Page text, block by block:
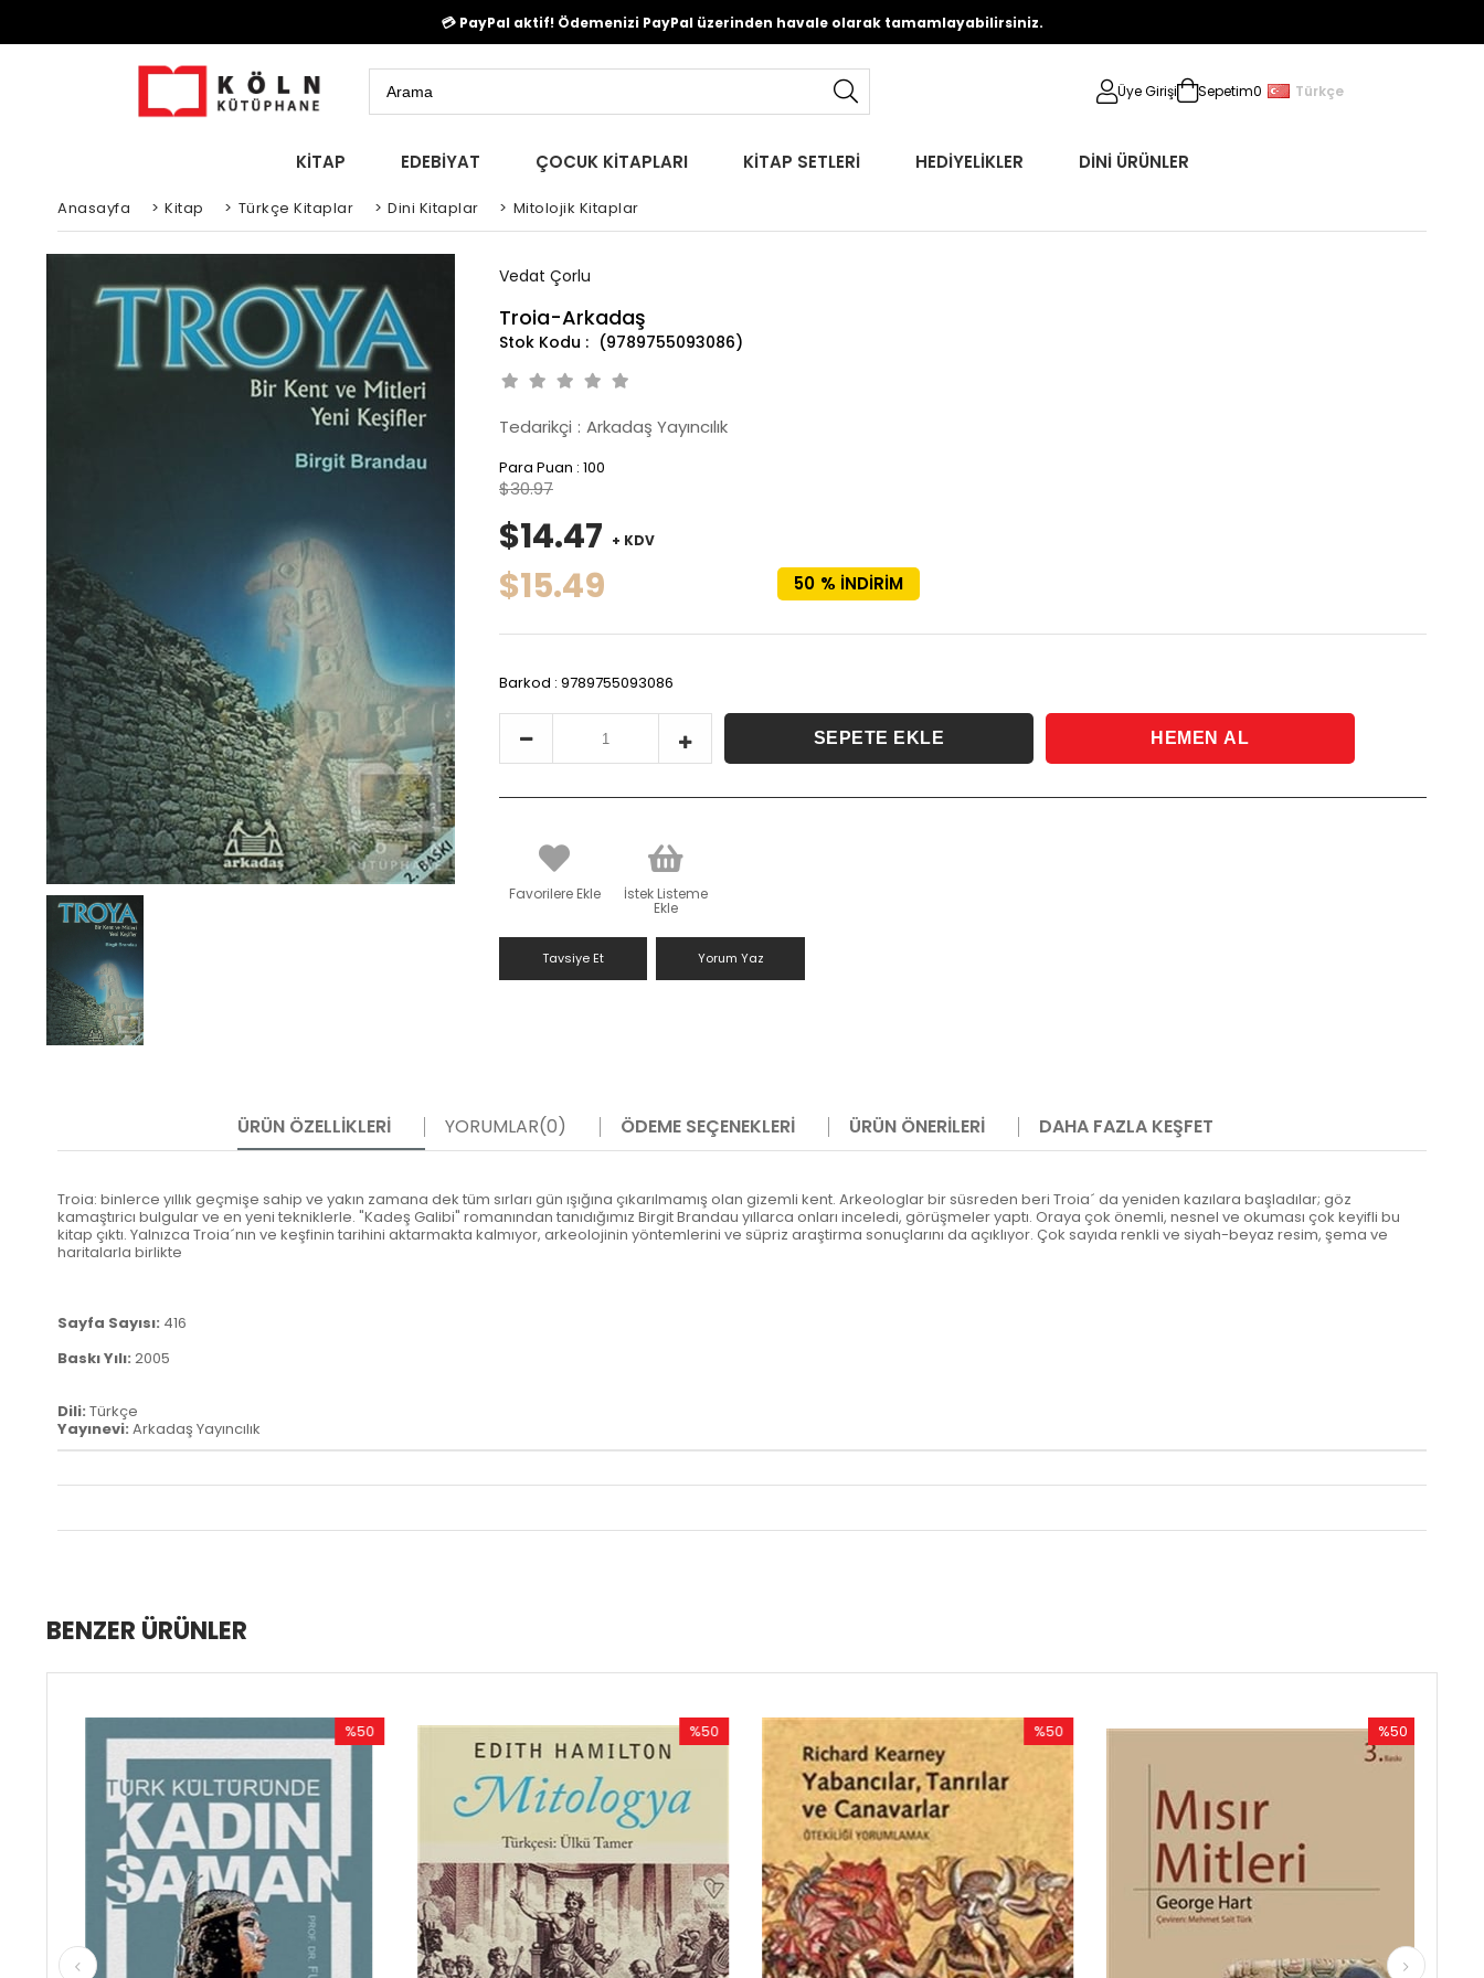
💳 PayPal aktif! Ödemenizi PayPal üzerinden havale olarak tamamlayabilirsiniz.
Üye Girişi Sepetim0 Türkçe
KİTAP EDEBİYAT ÇOCUK KİTAPLARI KİTAP SETLERİ HEDİYELİKLER DİNİ ÜRÜNLER
Anasayfa > Kitap > Türkçe Kitaplar > Dini Kitaplar > Mitolojik Kitaplar
Vedat Çorlu
Troia-Arkadaş
(9789755093086)
Tedarikçi : Arkadaş Yayıncılık
Para Puan : 100
%
50 İNDIRIM
$30.97
$14.47 + KDV
$15.49
Barkod : 9789755093086
Favorilere Ekle İstek Listeme
Ekle
Tavsiye Et Yorum Yaz
ÜRÜN ÖZELLIKLERI YORUMLAR(0) ÖDEME SEÇENEKLERI ÜRÜN ÖNERILERI DAHA FAZLA KEŞFET
Troia: binlerce yıllık geçmişe sahip ve yakın zamana dek tüm sırları gün ışığına çıkarılmamış olan gizemli kent. Arkeologlar bir süsreden beri Troia´ da yeniden kazılara başladılar; göz
kamaştıricı bulgular ve en yeni tekniklerle. "Kadeş Galibi" romanından tanıdığımız Birgit Brandau yıllarca onları inceledi, görüşmeler yaptı. Oraya çok önemli, nesnel ve okuması çok keyifli bu
kitap çıktı. Yalnızca Troia´nın ve keşfinin tarihini aktarmakta kalmıyor, arkeolojinin yöntemlerini ve süpriz araştirma sonuçlarını da açıklıyor. Çok sayıda renkli ve siyah-beyaz resim, şema ve
haritalarla birlikte
Sayfa Sayısı: 416
Baskı Yılı: 2005
Dili: Türkçe
Yayınevi: Arkadaş Yayıncılık
BENZER ÜRÜNLER
İndirim
%50İndirim
%50
İndirim
%50İndirim
%50
İndirim
%50İndirim
%50